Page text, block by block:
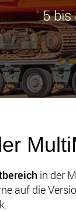
5 bis
in der
auf die